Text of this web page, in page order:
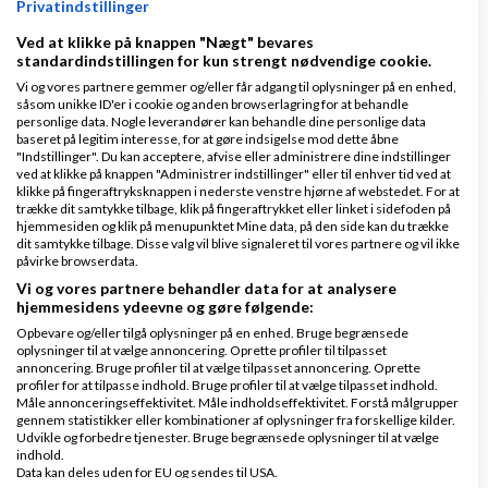
Shopsystem
Nyeste indlægafPusheren ,den 20-11-2024 kl.
06:50
2 svar
Klar lønnen med Danløn
Lav løn på et øjeblik–nemt, sikkert
og billigt. Opret gratis konto.
www.danlon.dk/
Privatindstillinger
Ved at klikke på knappen "Nægt" bevares
standardindstillingen for kun strengt nødvendige cookie.
Vi og vores partnere gemmer og/eller får adgang til oplysninger på en enhed,
såsom unikke ID'er i cookie og anden browserlagring for at behandle
personlige data. Nogle leverandører kan behandle dine personlige data
baseret på legitim interesse, for at gøre indsigelse mod dette åbne
"Indstillinger". Du kan acceptere, afvise eller administrere dine indstillinger
ved at klikke på knappen "Administrer indstillinger" eller til enhver tid ved at
klikke på fingeraftryksknappen i nederste venstre hjørne af webstedet. For at
trække dit samtykke tilbage, klik på fingeraftrykket eller linket i sidefoden på
hjemmesiden og klik på menupunktet Mine data, på den side kan du trække
dit samtykke tilbage. Disse valg vil blive signaleret til vores partnere og vil ikke
påvirke browserdata.
Vi og vores partnere behandler data for at analysere
hjemmesidens ydeevne og gøre følgende:
Opbevare og/eller tilgå oplysninger på en enhed. Bruge begrænsede
oplysninger til at vælge annoncering. Oprette profiler til tilpasset
annoncering. Bruge profiler til at vælge tilpasset annoncering. Oprette
profiler for at tilpasse indhold. Bruge profiler til at vælge tilpasset indhold.
Måle annonceringseffektivitet. Måle indholdseffektivitet. Forstå målgrupper
gennem statistikker eller kombinationer af oplysninger fra forskellige kilder.
Udvikle og forbedre tjenester. Bruge begrænsede oplysninger til at vælge
indhold.
Data kan deles uden for EU og sendes til USA.